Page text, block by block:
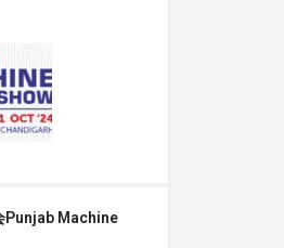
Punjab Machine